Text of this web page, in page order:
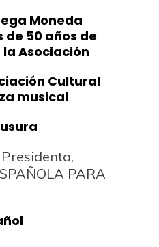
Moneda
de 50 años de
Asociación
Cultural
musical
Presidenta,
PARA